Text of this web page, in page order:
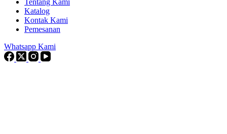
Tentang Kami
Katalog
Kontak Kami
Pemesanan
Whatsapp Kami